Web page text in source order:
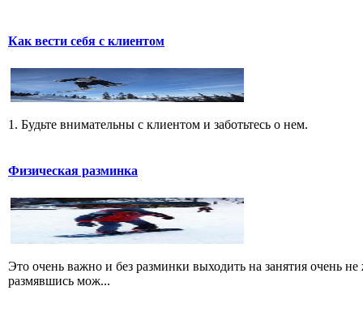
Как вести себя с клиентом
1. Будьте внимательны с клиентом и заботьтесь о нем.
Физическая разминка
Это очень важно и без разминки выходить на занятия очень
размявшись мож...